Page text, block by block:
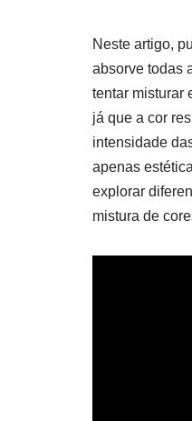
Neste artigo,
absorve todas
tentar misturar
já que a cor
intensidade
apenas
explorar
mistura de